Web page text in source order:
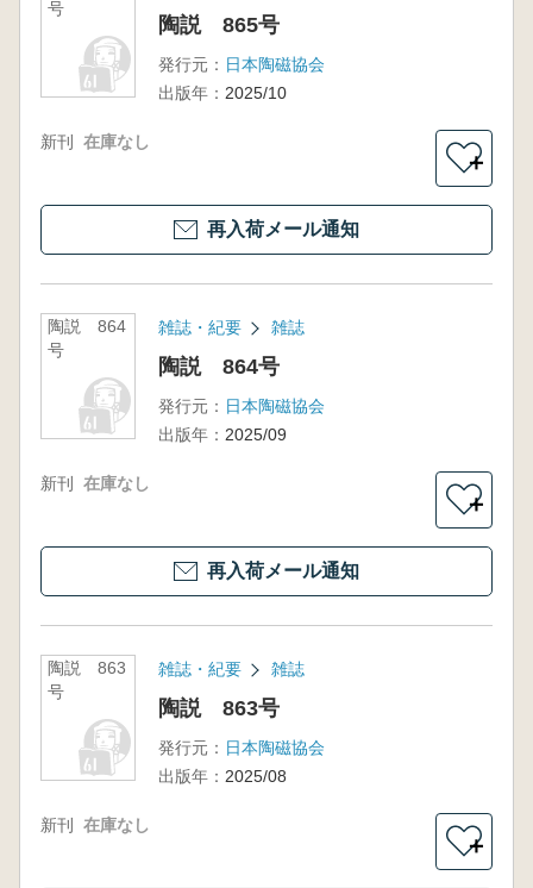
号
陶説 865号
発行元： 日本陶磁協会
出版年： 2025/10
新刊 在庫なし
＋
再入荷メール通知
陶説 864
号
雑誌・紀要 雑誌
陶説 864号
発行元： 日本陶磁協会
出版年： 2025/09
新刊 在庫なし
＋
再入荷メール通知
陶説 863
号
雑誌・紀要 雑誌
陶説 863号
発行元： 日本陶磁協会
出版年： 2025/08
新刊 在庫なし
＋